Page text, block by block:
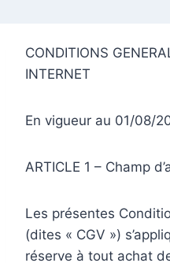
CONDITIONS
INTERNET
En vigueur au 01/08/
ARTICLE 1 – Champ
Les présentes
(dites « CGV »)
réserve à tout achat